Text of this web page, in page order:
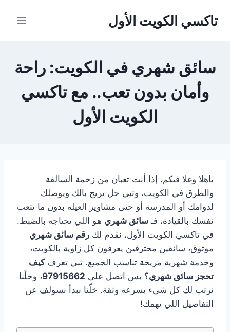
تاكسي الكويت الأول
سائق شهري في الكويت: راحة
وأمان بدون تعب.. مع تاكسي
الكويت الأول
ياهلا وغلا فيكم، إذا أنت تعبان من زحمة السالفة
والطرق في الكويت، وتبي حل يريح بالك ويوصلك
لدوامك أو المدرسة أو حتى مشاوير العيلة بدون ما تتعب
نفسك بالقيادة، فـ سائق شهري هو اللي تحتاجه بالضبط.
في تاكسي الكويت الأول، نقدم لك رقم سائق شهري
موثوق، سائقين محترفين يعرفون كل زاوية بالكويت،
وخدمة شهرية مريحة تناسب الجميع. تبي تعرفكيف
تحجز سائق شهري؟ بس اتصل على 97915662، وخلّنا
نرتب لك كل شيء بسرعة وثقة. خلّنا نبدأ نسولف عن
التفاصيل اللي تهمك!